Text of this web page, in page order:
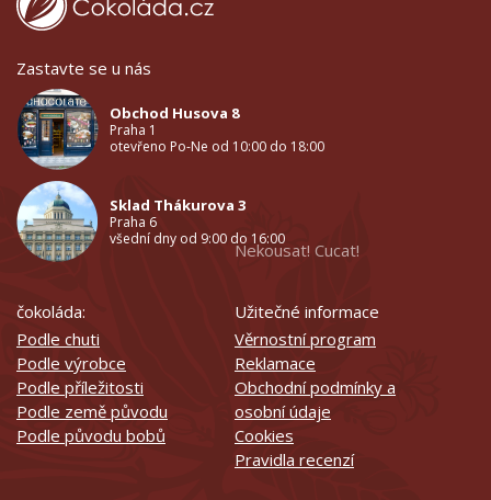
Zastavte se u nás
Obchod Husova 8
Praha 1
otevřeno Po-Ne od 10:00 do 18:00
Sklad Thákurova 3
Praha 6
všední dny od 9:00 do 16:00
čokoláda:
Podle chuti
Podle výrobce
Podle příležitosti
Podle země původu
Podle původu bobů
Nekousat! Cucat!
Užitečné informace
Věrnostní program
Reklamace
Obchodní podmínky a
osobní údaje
Cookies
Pravidla recenzí